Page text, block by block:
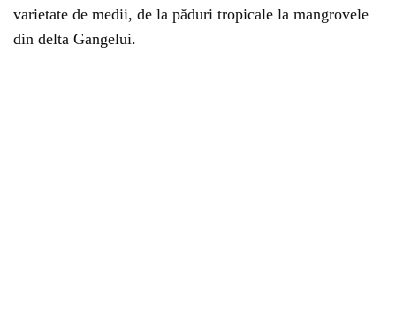
varietate de medii, de la păduri tropicale la mangrovele
din delta Gangelui.